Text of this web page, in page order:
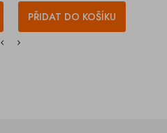
PŘIDAT DO KOŠÍKU